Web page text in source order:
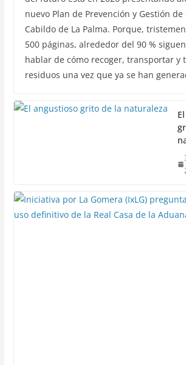
nuevo Plan de Prevención y Gestión de
Cabildo de La Palma. Porque,
500 páginas, alrededor del 90 %
hablar de cómo recoger, transportar y
residuos una vez que ya se han